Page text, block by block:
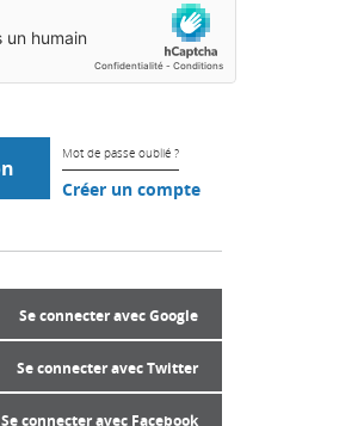
Mot de passe oublié ?
Créer un compte
Se connecter avec Google
Se connecter avec Twitter
Se connecter avec Facebook